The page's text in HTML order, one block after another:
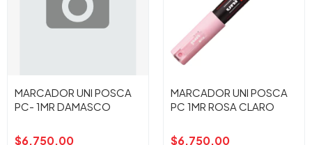
MARCADOR UNI POSCA
PC- 1MR DAMASCO
$6.750,00
MARCADOR UNI POSCA
PC 1MR ROSA CLARO
$6.750,00